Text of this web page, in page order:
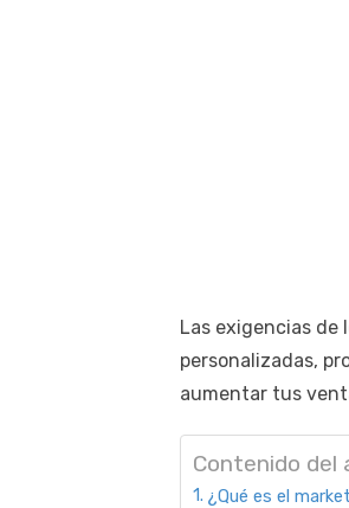
Las exigencias de
personalizadas,
aumentar tus
Contenido del
¿Qué es el